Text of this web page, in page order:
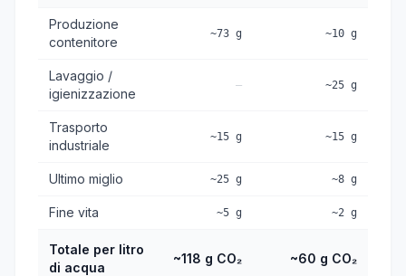
Produzione
contenitore
~73 g ~10 g
Lavaggio /
igienizzazione
— ~25 g
Trasporto
industriale
~15 g ~15 g
Ultimo miglio ~25 g ~8 g
Fine vita ~5 g ~2 g
Totale per litro
di acqua
~118 g CO₂ ~60 g CO₂